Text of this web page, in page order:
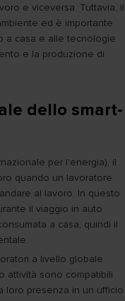
e viceversa. Tuttavia, il
ed è importante
a casa e alle tecnologie
e la produzione di
dello smart-
per l'energia), il
quando un lavoratore
al lavoro. In questo
il viaggio in auto
a casa, quindi il
a livello globale
attività sono compatibili
loro presenza in un ufficio